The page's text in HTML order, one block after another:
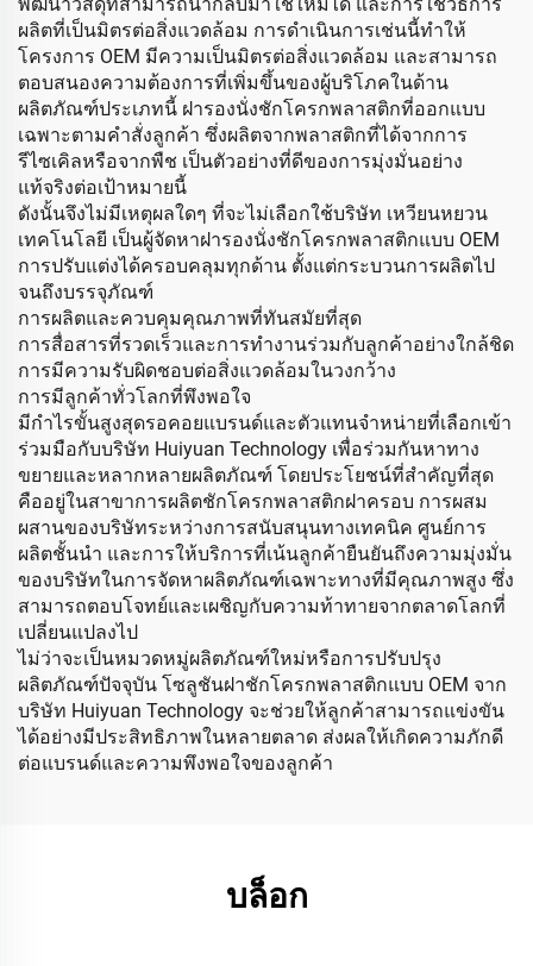
ผลิตที่เป็นมิตรต่อสิ่งแวดล้อม การดำเนินการเช่นนี้ทำให้
โครงการ OEM มีความเป็นมิตรต่อสิ่งแวดล้อม และสามารถ
ตอบสนองความต้องการที่เพิ่มขึ้นของผู้บริโภคในด้าน
ผลิตภัณฑ์ประเภทนี้ ฝารองนั่งชักโครกพลาสติกที่ออกแบบ
เฉพาะตามคำสั่งลูกค้า ซึ่งผลิตจากพลาสติกที่ได้จากการ
รีไซเคิลหรือจากพืช เป็นตัวอย่างที่ดีของการมุ่งมั่นอย่าง
แท้จริงต่อเป้าหมายนี้
ดังนั้นจึงไม่มีเหตุผลใดๆ ที่จะไม่เลือกใช้บริษัท เหวียนหยวน
เทคโนโลยี เป็นผู้จัดหาฝารองนั่งชักโครกพลาสติกแบบ OEM
การปรับแต่งได้ครอบคลุมทุกด้าน ตั้งแต่กระบวนการผลิตไป
จนถึงบรรจุภัณฑ์
การผลิตและควบคุมคุณภาพที่ทันสมัยที่สุด
การสื่อสารที่รวดเร็วและการทำงานร่วมกับลูกค้าอย่างใกล้ชิด
การมีความรับผิดชอบต่อสิ่งแวดล้อมในวงกว้าง
การมีลูกค้าทั่วโลกที่พึงพอใจ
มีกำไรขั้นสูงสุดรอคอยแบรนด์และตัวแทนจำหน่ายที่เลือกเข้า
ร่วมมือกับบริษัท Huiyuan Technology เพื่อร่วมกันหาทาง
ขยายและหลากหลายผลิตภัณฑ์ โดยประโยชน์ที่สำคัญที่สุด
คืออยู่ในสาขาการผลิตชักโครกพลาสติกฝาครอบ การผสม
ผสานของบริษัทระหว่างการสนับสนุนทางเทคนิค ศูนย์การ
ผลิตชั้นนำ และการให้บริการที่เน้นลูกค้ายืนยันถึงความมุ่งมั่น
ของบริษัทในการจัดหาผลิตภัณฑ์เฉพาะทางที่มีคุณภาพสูง ซึ่ง
สามารถตอบโจทย์และเผชิญกับความท้าทายจากตลาดโลกที่
เปลี่ยนแปลงไป
ไม่ว่าจะเป็นหมวดหมู่ผลิตภัณฑ์ใหม่หรือการปรับปรุง
ผลิตภัณฑ์ปัจจุบัน โซลูชันฝาชักโครกพลาสติกแบบ OEM จาก
บริษัท Huiyuan Technology จะช่วยให้ลูกค้าสามารถแข่งขัน
ได้อย่างมีประสิทธิภาพในหลายตลาด ส่งผลให้เกิดความภักดี
ต่อแบรนด์และความพึงพอใจของลูกค้า
บล็อก